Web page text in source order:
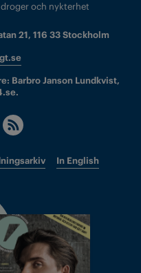
och nykterhet
21, 116 33 Stockholm
Barbro Janson Lundkvist,
In English